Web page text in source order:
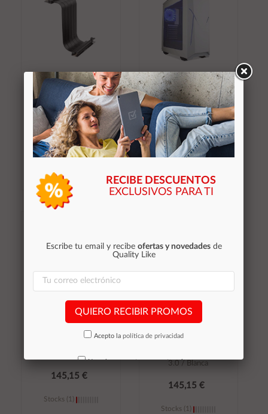
÷ Cable riser pcie 4.0
mars gaming
mcapcie40 x16 flexible
negro conector 90?
33,35 €
Stocks (4)
Añadir al
Caja ATX Gaming Talius
Xentinel Blanca
27,60 €
Stocks (1)
Caja ATX Gaming Talius
145,15 €
Stocks (1)
Caja ATX Gaming Talius
3.0 / Blanca
145,15 €
Stocks (1)
RECIBE DESCUENTOS
EXCLUSIVOS PARA TI
Escribe tu email y recibe ofertas y novedadesde
Quality Like
QUIERO RECIBIR PROMOS
Acepto la política de privacidad
No volver a mostrar mas este aviso